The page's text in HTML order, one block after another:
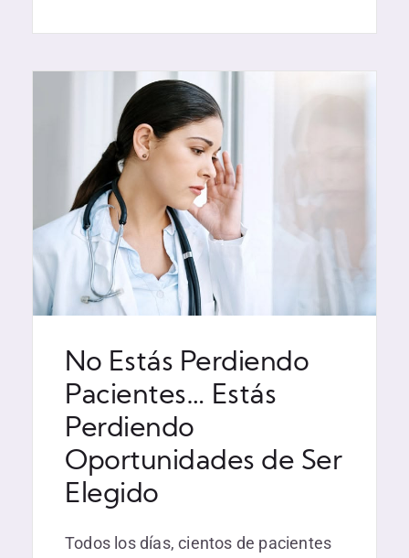
No Estás Perdiendo
Pacientes… Estás
Perdiendo
Oportunidades de Ser
Elegido
Todos los días, cientos de pacientes